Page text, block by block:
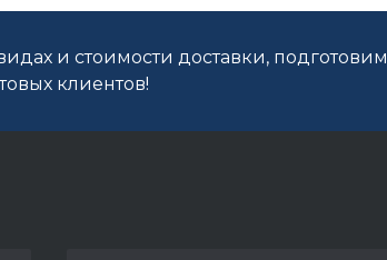
и стоимости доставки, подготовим
клиентов!